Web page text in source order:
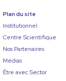
Plan du site
Institutionnel
Centre Scientifique
Nos Partenaires
Médias
Être avec Sector